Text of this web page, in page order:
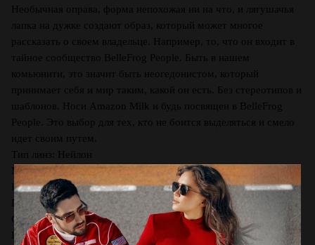
Необычная оправа, форма непохожая ни на что, и лягушачья
лапка на дужке создают образ, который может многое
рассказать о своем владельце. Например, то, что он входит в
тайное сообщество BelleFrog People. Быть в нашем
комьюнити, это значит быть неогедонистом, который
принимает себя и мир таким, какой он есть. Без стереотипов и
шаблонов. Носи Amazon Milk и будь посвящен в BelleFrog
People. Это выбор для тех, кто не боится выделяться и смело
идет своим путем.
Тип линз: Нейлон
Материал: Металл
Цвет оправы: Cold Desert
Вид оправы: Геометрия
Characteristic:Страна: Гонконг
Ширина линзы, мм: 47